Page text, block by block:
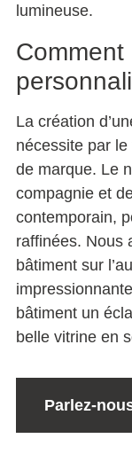
lumineuse.
La création
nécessite par le
de marque. Le
compagnie et
contemporain,
raffinées. Nous
bâtiment sur
bâtiment un
belle vitrine en
Parlez-